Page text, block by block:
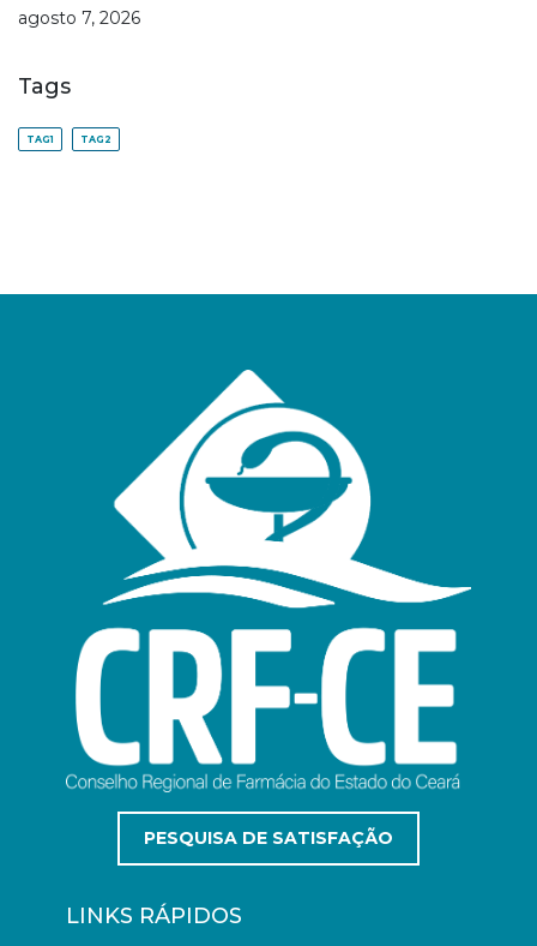
agosto 7, 2026
Tags
TAG1 TAG2
PESQUISA DE SATISFAÇÃO
LINKS RÁPIDOS